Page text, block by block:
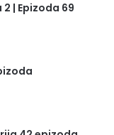
| Epizoda 69